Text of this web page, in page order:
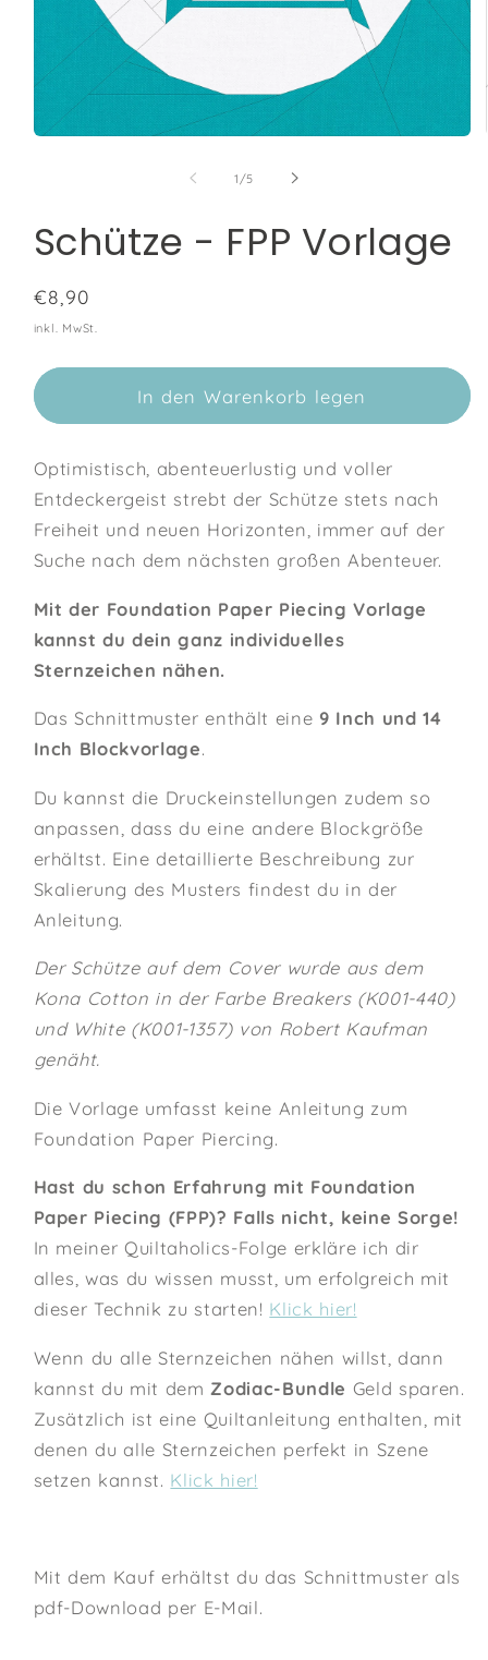
1 /von
5
Schütze - FPP Vorlage
Normaler
Preis
€8,90
inkl. MwSt.
In den Warenkorb legen
Optimistisch, abenteuerlustig und voller
Entdeckergeist strebt der Schütze stets nach
Freiheit und neuen Horizonten, immer auf der
Suche nach dem nächsten großen Abenteuer.
Mit der Foundation Paper Piecing Vorlage
kannst du dein ganz individuelles
Sternzeichen nähen.
Das Schnittmuster enthält eine 9 Inch und 14
Inch Blockvorlage.
Du kannst die Druckeinstellungen zudem so
anpassen, dass du eine andere Blockgröße
erhältst. Eine detaillierte Beschreibung zur
Skalierung des Musters findest du in der
Anleitung.
Der Schütze auf dem Cover wurde aus dem
Kona Cotton in der Farbe Breakers (K001-440)
und White (K001-1357) von Robert Kaufman
genäht.
Die Vorlage umfasst keine Anleitung zum
Foundation Paper Piercing.
Hast du schon Erfahrung mit Foundation
Paper Piecing (FPP)? Falls nicht, keine Sorge!
In meiner Quiltaholics-Folge erkläre ich dir
alles, was du wissen musst, um erfolgreich mit
dieser Technik zu starten! Klick hier!
Wenn du alle Sternzeichen nähen willst, dann
kannst du mit demZodiac-Bundle Geld sparen.
Zusätzlich ist eine Quiltanleitung enthalten, mit
denen du alle Sternzeichen perfekt in Szene
setzen kannst. Klick hier!
Mit dem Kauf erhältst du das Schnittmuster als
pdf-Download per E-Mail.